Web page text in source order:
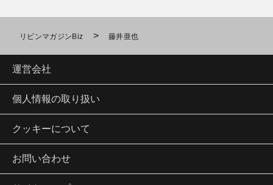
リビンマガジンBiz > 藤井亜也
運営会社
個人情報の取り扱い
クッキーについて
お問い合わせ